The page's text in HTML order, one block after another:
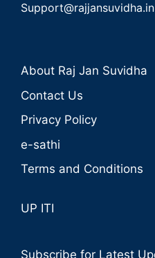
Support@rajjansuvidha.in
About Raj Jan Suvidha
Contact Us
Privacy Policy
e-sathi
Terms and Conditions
UP ITI
Subscribe for Latest